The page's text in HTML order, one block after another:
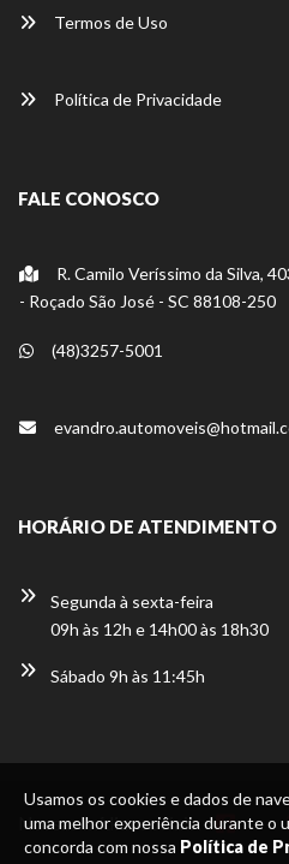
Usamos os cookies e dados de
uma melhor experiência durante o
concorda com nossa Política de
Usamos os cookies e dados de
uma melhor experiência durante o
concorda com nossa Política de
Termos de Uso
Política de Privacidade
FALE CONOSCO
R. Camilo Veríssimo da Silva,
- Roçado São José - SC 88108-250
(48)3257-5001
HORÁRIO DE ATENDIMENTO
Segunda à sexta-feira
09h às 12h e 14h00 às 18h30
Sábado 9h às 11:45h
Nossas mídias sociais: